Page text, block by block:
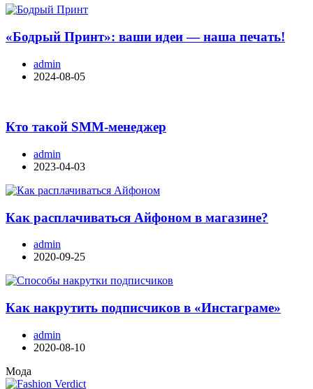
«Бодрый Принт»: ваши идеи — наша печать!
admin
2024-08-05
Кто такой SMM-менеджер
admin
2023-04-03
Как расплачиваться Айфоном в магазине?
admin
2020-09-25
Как накрутить подписчиков в «Инстаграме»
admin
2020-08-10
Мода